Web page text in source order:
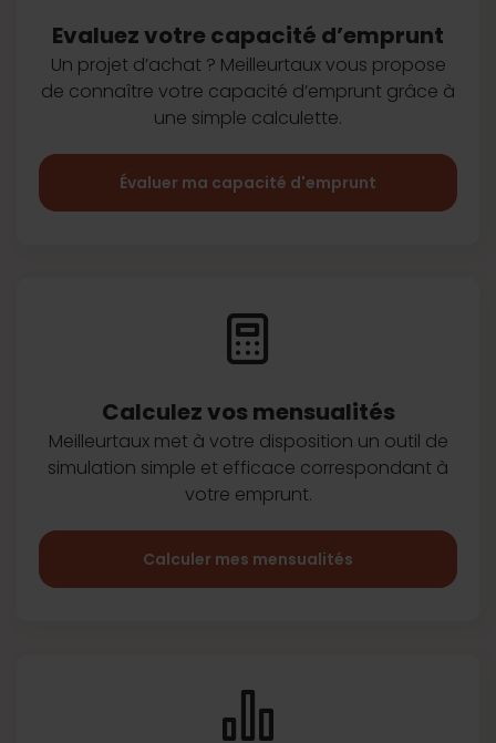
Evaluez votre capacité d’emprunt
Un projet d’achat ? Meilleurtaux vous propose
de connaître votre capacité d’emprunt grâce à
une simple calculette.
Évaluer ma capacité d'emprunt
Calculez vos mensualités
Meilleurtaux met à votre disposition un outil de
simulation simple et efficace correspondant à
votre emprunt.
Calculer mes mensualités